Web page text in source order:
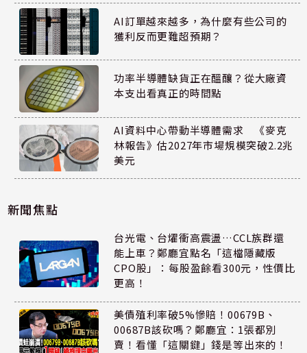
AI訂單越來越多，為什麼有些公司的
獲利反而更難超預期？
功率半導體缺貨正在醞釀？從大廠資
本支出看真正的時間點
AI資料中心帶動半導體需求 《麥克
林報告》估2027年市場規模突破2.2兆
美元
新聞焦點
台光電、台燿衝高震盪…CCL族群還
能上車？鄭廳宜點名「這檔隱藏版
CPO股」：每股盈餘看300元，性價比
更高！
美債殖利率破5%慘賠！00679B、
00687B該砍嗎？鄭廳宜：1張都別
賣！看懂「這關鍵」錢是等出來的！